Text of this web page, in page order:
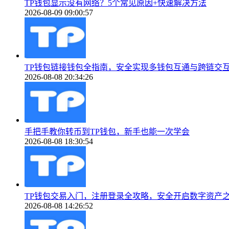
TP钱包显示没有网络？5个常见原因+快速解决方法
2026-08-09 09:00:57
TP钱包链接钱包全指南，安全实现多钱包互通与跨链交
2026-08-08 20:34:26
手把手教你转币到TP钱包，新手也能一次学会
2026-08-08 18:30:54
TP钱包交易入门，注册登录全攻略，安全开启数字资产
2026-08-08 14:26:52